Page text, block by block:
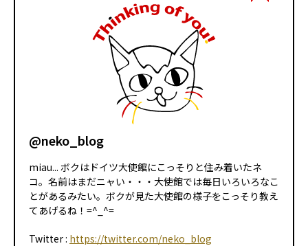
@neko_blog
miau... ボクはドイツ大使館にこっそりと住み着いたネ
コ。名前はまだニャい・・・大使館では毎日いろいろなこ
とがあるみたい。ボクが見た大使館の様子をこっそり教え
てあげるね！=^_^=
Twitter : https://twitter.com/neko_blog